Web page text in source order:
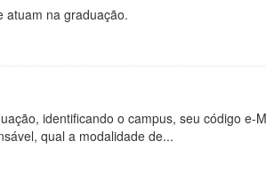
atuam na graduação.
identificando o campus, seu código
qual a modalidade de...